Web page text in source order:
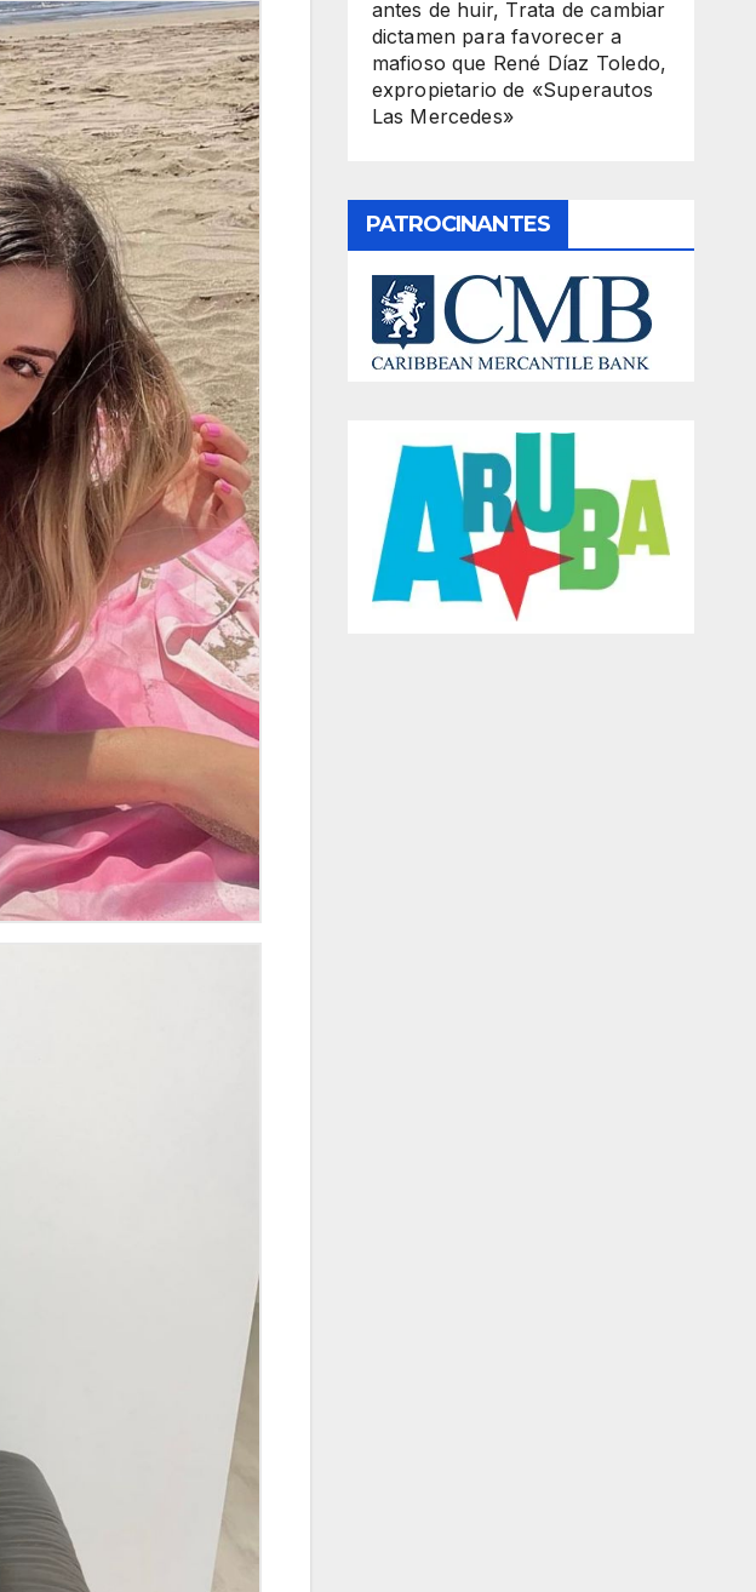
antes de huir, Trata de cambiar
dictamen para favorecer a
mafioso que René Díaz Toledo,
expropietario de «Superautos
Las Mercedes»
PATROCINANTES